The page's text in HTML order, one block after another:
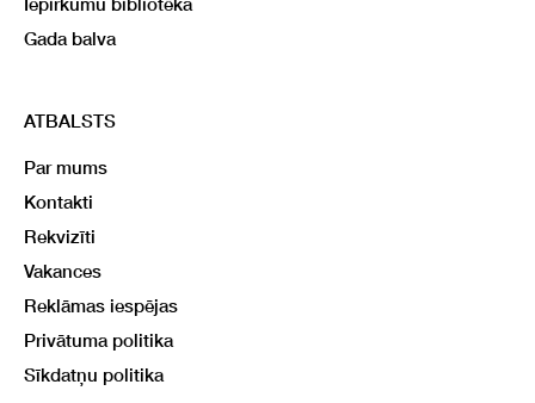
Iepirkumu bibliotēka
Gada balva
ATBALSTS
Par mums
Kontakti
Rekvizīti
Vakances
Reklāmas iespējas
Privātuma politika
Sīkdatņu politika